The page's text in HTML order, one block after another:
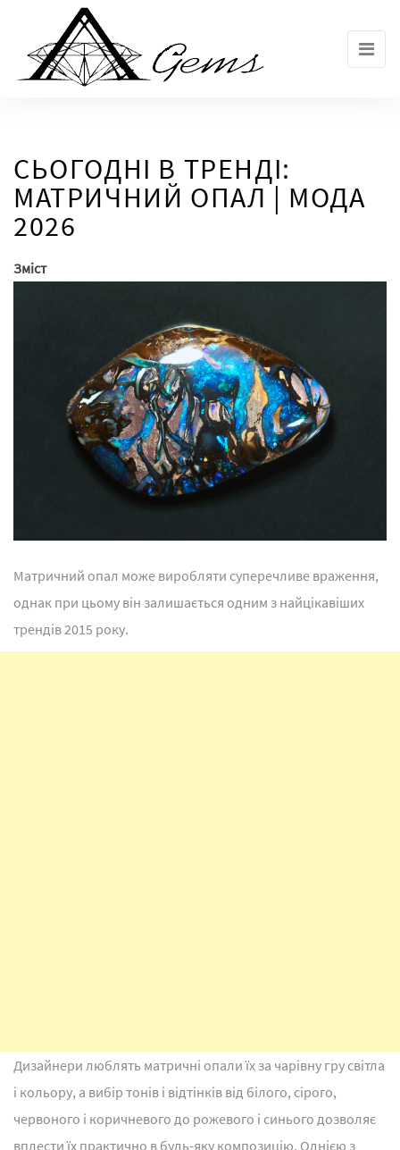
СЬОГОДНІ В ТРЕНДІ:
МАТРИЧНИЙ ОПАЛ | МОДА
2026
Зміст
Матричний опал може виробляти суперечливе враження,
однак при цьому він залишається одним з найцікавіших
трендів 2015 року.
Дизайнери люблять матричні опали їх за чарівну гру світла
і кольору, а вибір тонів і відтінків від білого, сірого,
червоного і коричневого до рожевого і синього дозволяє
вплести їх практично в будь-яку композицію. Однією з